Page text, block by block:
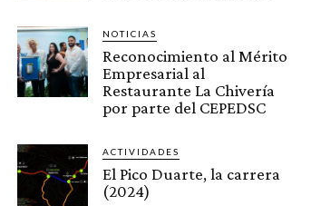
NOTICIAS
Reconocimiento al Mérito
Empresarial al
Restaurante La Chivería
por parte del CEPEDSC
ACTIVIDADES
El Pico Duarte, la carrera
(2024)